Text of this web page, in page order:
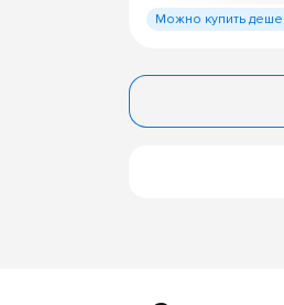
Можно купить